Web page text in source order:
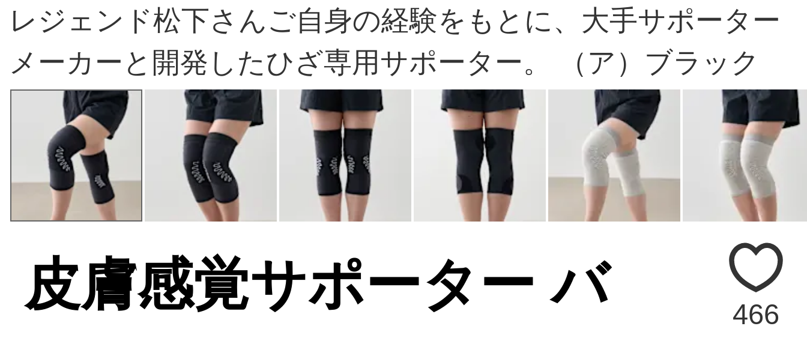
レジェンド松下さんご自身の経験をもとに、大手サポーター
メーカーと開発したひざ専用サポーター。 （ア）ブラック
皮膚感覚サポーター バ
466